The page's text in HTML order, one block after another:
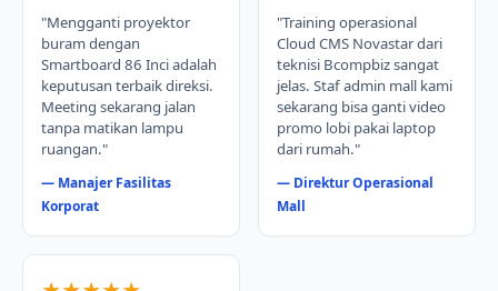
"Mengganti proyektor
buram dengan
Smartboard 86 Inci adalah
keputusan terbaik direksi.
Meeting sekarang jalan
tanpa matikan lampu
ruangan."
— Manajer Fasilitas
Korporat
"Training operasional
Cloud CMS Novastar dari
teknisi Bcompbiz sangat
jelas. Staf admin mall kami
sekarang bisa ganti video
promo lobi pakai laptop
dari rumah."
— Direktur Operasional
Mall